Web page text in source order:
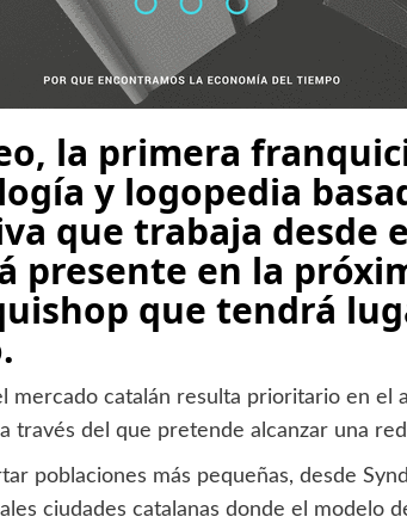
, la primera
y logopedia
que trabaja desde
presente en la
que tendrá
mercado catalán resulta prioritario en el
a través del que pretende alcanzar una
poblaciones más pequeñas, desde
ciudades catalanas donde el modelo